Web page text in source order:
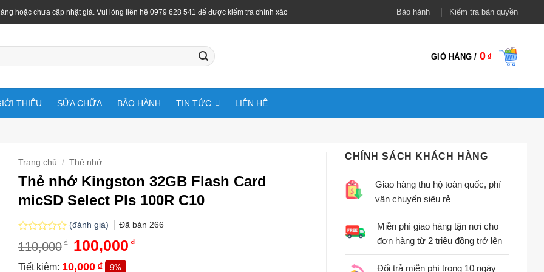
hoặc chưa cập nhật giá. Vui lòng liên hệ 0979 628 541 để được kiểm tra chính xác Bảo hành Kiểm tra bản quyền
GIỎ HÀNG / 0 ₫
THIỆU SỬA CHỮA BẢO HÀNH TIN TỨC LIÊN HỆ
Trang chủ / Thẻ nhớ
Thẻ nhớ Kingston 32GB Flash Card
micSD Select Pls 100R C10
xếp
0.0
(đánh giá) Đã bán 266
110,000 ₫ Giá
gốc
là:
100,000 ₫
Tiết kiệm: 10,000 ₫ 9%
CHÍNH SÁCH KHÁCH HÀNG
Giao hàng thu hộ toàn quốc, phí
vận chuyển siêu rẻ
Miễn phí giao hàng tận nơi cho
đơn hàng từ 2 triệu đồng trở lên
Đổi trả miễn phí trong 10 ngày